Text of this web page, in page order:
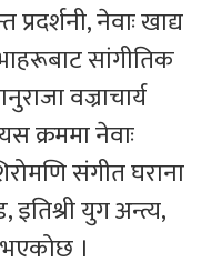
नेवाः खाद्य
सांगीतिक
वज्राचार्य
क्रममा नेवाः
संगीत घराना
इतिश्री युग अन्त्य,
।